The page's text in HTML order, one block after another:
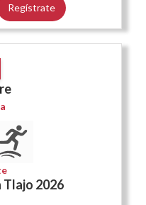
Regístrate
2026